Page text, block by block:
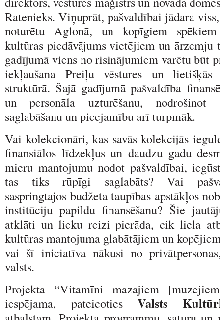
Ratenieks. Viņuprāt, pašvaldībai jādara
noturētu Aglonā, un kopīgiem
kultūras piedāvājums vietējiem un
gadījumā viens no risinājumiem varētu būt
iekļaušana Preiļu vēstures un lietišķās
struktūrā. Šajā gadījumā pašvaldība
un personāla uzturēšanu, nodrošinot
saglabāšanu un pieejamību arī turpmāk.
Vai kolekcionāri, kas savās kolekcijās
finansiālos līdzekļus un daudzu gadu
mieru mantojumu nodot pašvaldībai,
tas tiks rūpīgi saglabāts? Vai
saspringtajos budžeta taupības apstākļos
institūciju papildu finansēšanu? Šie
atklāti un lieku reizi pierāda, cik liela
kultūras mantojuma glabātājiem un
vai šī iniciatīva nākusi no
valsts.
Projekta “Vitamīni mazajiem
iespējama, pateicoties Valsts